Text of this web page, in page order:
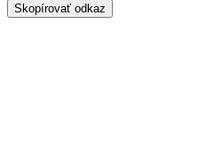
Skopírovať odkaz